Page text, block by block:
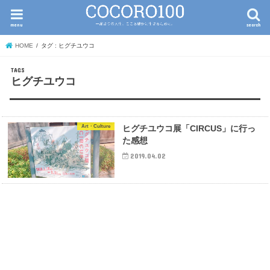
search
menu
HOME タグ : ヒグチユウコ
ヒグチユウコ
Art・Culture
ヒグチユウコ展「CIRCUS」に行っ
た感想
2019.04.02